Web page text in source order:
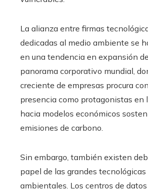
La alianza entre firmas
dedicadas al medio ambiente se
en una tendencia en expansión
panorama corporativo mundial,
creciente de empresas procura
presencia como protagonistas en
hacia modelos económicos
emisiones de carbono.
Sin embargo, también existen
papel de las grandes
ambientales. Los centros de